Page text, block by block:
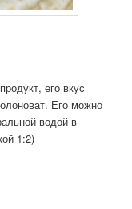
его вкус
Его можно
водой в
1:2)